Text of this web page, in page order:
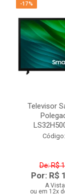
-17%
Televisor
De: R$
Por: R$
A
ou em 12x